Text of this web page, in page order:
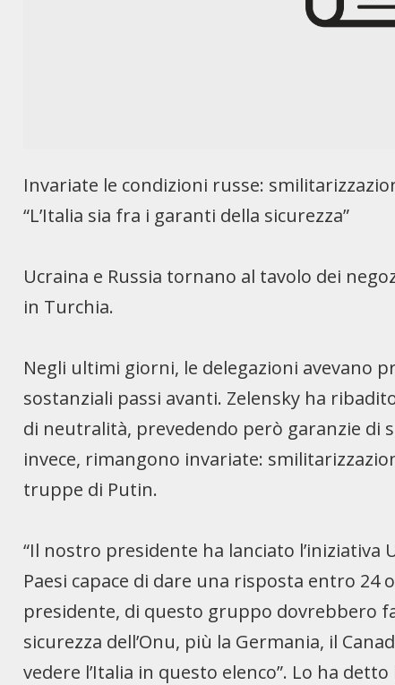
Invariate le condizioni russe:
“L’Italia sia fra i garanti della sicurezza”
Ucraina e Russia tornano al tavolo dei
in Turchia.
Negli ultimi giorni, le delegazioni avevano
sostanziali passi avanti. Zelensky ha
di neutralità, prevedendo però garanzie di
invece, rimangono invariate:
truppe di Putin.
“Il nostro presidente ha lanciato
Paesi capace di dare una risposta entro 24
presidente, di questo gruppo dovrebbero
sicurezza dell’Onu, più la Germania, il
vedere l’Italia in questo elenco”. Lo ha